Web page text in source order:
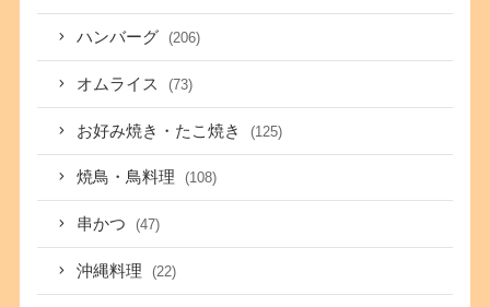
ハンバーグ (206)
オムライス (73)
お好み焼き・たこ焼き (125)
焼鳥・鳥料理 (108)
串かつ (47)
沖縄料理 (22)